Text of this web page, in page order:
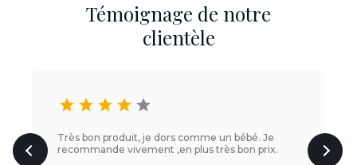
Témoignage de notre
clientèle
star star star star star
Très bon produit, je dors comme un bébé. Je
recommande vivement ,en plus très bon prix.